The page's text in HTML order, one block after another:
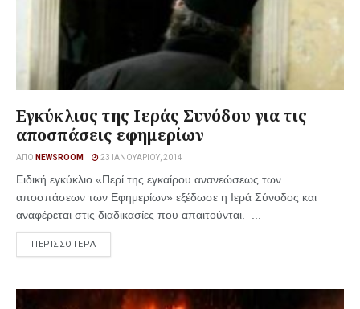
Εγκύκλιος της Ιεράς Συνόδου για τις
αποσπάσεις εφημερίων
ΑΠΌ NEWSROOM 23 ΙΑΝΟΥΑΡΊΟΥ, 2014
Ειδική εγκύκλιο «Περί της εγκαίρου ανανεώσεως των
αποσπάσεων των Εφημερίων» εξέδωσε η Ιερά Σύνοδος και
αναφέρεται στις διαδικασίες που απαιτούνται. ...
ΠΕΡΙΣΣΟΤΕΡΑ